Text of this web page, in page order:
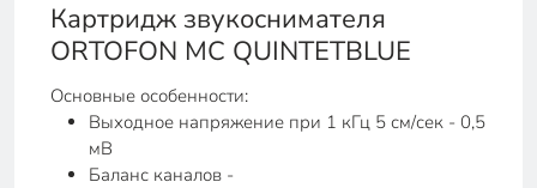
Картридж звукоснимателя
ORTOFON MC QUINTETBLUE
Основные особенности:
Выходное напряжение при 1 кГц 5 см/сек - 0,5
мВ
Баланс каналов -